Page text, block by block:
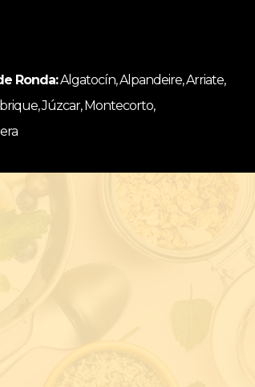
Ronda:Algatocín, Alpandeire, Arriate,
Júzcar, Montecorto,